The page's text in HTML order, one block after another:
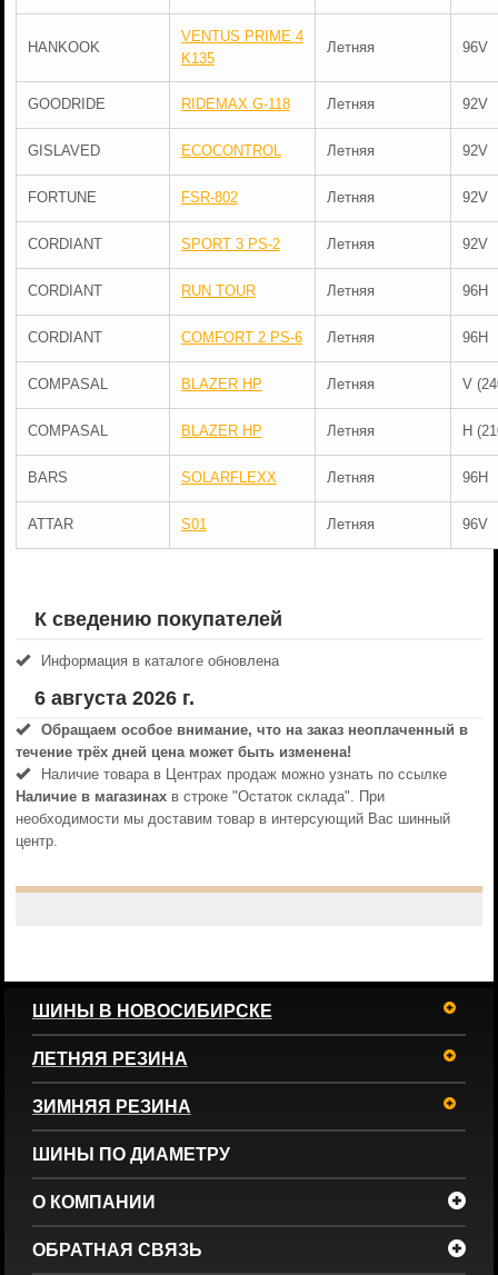
HANKOOK
VENTUS PRIME 4
K135
Летняя 96V
GOODRIDE RIDEMAX G-118 Летняя 92V
GISLAVED ECOCONTROL Летняя 92V
FORTUNE FSR-802 Летняя 92V
CORDIANT SPORT 3 PS-2 Летняя 92V
CORDIANT RUN TOUR Летняя 96H
CORDIANT COMFORT 2 PS-6 Летняя 96H
COMPASAL BLAZER HP Летняя V
COMPASAL BLAZER HP Летняя H
BARS SOLARFLEXX Летняя 96H
ATTAR S01 Летняя 96V
К сведению покупателей
Информация в каталоге обновлена
6 августа 2026 г.
Обращаем особое внимание, что на заказ неоплаченный в
течениe трёх дней цена может быть изменена!
Наличие товара в Центрах продаж можно узнать по ссылке
Наличие в магазинахв строке "Остаток склада". При
необходимости мы доставим товар в интерсующий Вас шинный
центр.
ШИНЫ В НОВОСИБИРСКЕ
ЛЕТНЯЯ РЕЗИНА
ЗИМНЯЯ РЕЗИНА
ШИНЫ ПО ДИАМЕТРУ
О КОМПАНИИ
ОБРАТНАЯ СВЯЗЬ